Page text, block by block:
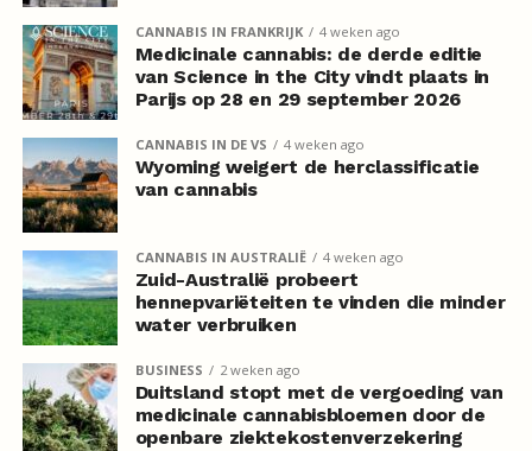
CANNABIS IN FRANKRIJK 4 weken ago
Medicinale cannabis: de derde editie
van Science in the City vindt plaats in
Parijs op 28 en 29 september 2026
CANNABIS IN DE VS 4 weken ago
Wyoming weigert de herclassificatie
van cannabis
CANNABIS IN AUSTRALIË 4 weken ago
Zuid-Australië probeert
hennepvariëteiten te vinden die minder
water verbruiken
BUSINESS 2 weken ago
Duitsland stopt met de vergoeding van
medicinale cannabisbloemen door de
openbare ziektekostenverzekering